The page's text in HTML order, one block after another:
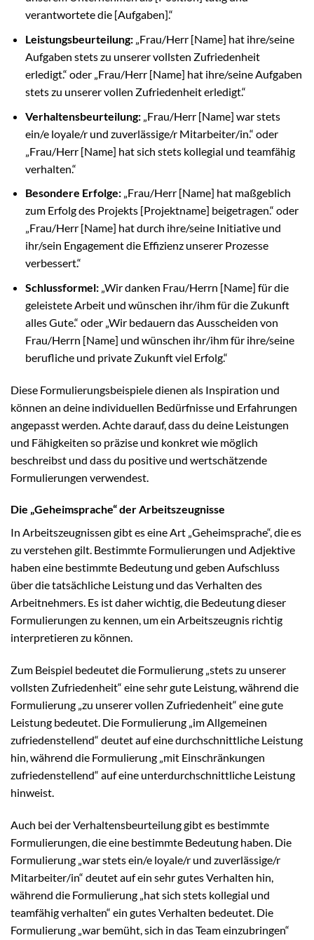
verantwortete die [Aufgaben].“
Leistungsbeurteilung:„Frau/Herr [Name] hat ihre/seine
Aufgaben stets zu unserer vollsten Zufriedenheit
erledigt.“ oder „Frau/Herr [Name] hat ihre/seine Aufgaben
stets zu unserer vollen Zufriedenheit erledigt.“
Verhaltensbeurteilung:„Frau/Herr [Name] war stets
ein/e loyale/r und zuverlässige/r Mitarbeiter/in.“ oder
„Frau/Herr [Name] hat sich stets kollegial und teamfähig
verhalten.“
Besondere Erfolge:„Frau/Herr [Name] hat maßgeblich
zum Erfolg des Projekts [Projektname] beigetragen.“ oder
„Frau/Herr [Name] hat durch ihre/seine Initiative und
ihr/sein Engagement die Effizienz unserer Prozesse
verbessert.“
Schlussformel:„Wir danken Frau/Herrn [Name] für die
geleistete Arbeit und wünschen ihr/ihm für die Zukunft
alles Gute.“ oder „Wir bedauern das Ausscheiden von
Frau/Herrn [Name] und wünschen ihr/ihm für ihre/seine
berufliche und private Zukunft viel Erfolg.“
Diese Formulierungsbeispiele dienen als Inspiration und
können an deine individuellen Bedürfnisse und Erfahrungen
angepasst werden. Achte darauf, dass du deine Leistungen
und Fähigkeiten so präzise und konkret wie möglich
beschreibst und dass du positive und wertschätzende
Formulierungen verwendest.
Die „Geheimsprache“ der Arbeitszeugnisse
In Arbeitszeugnissen gibt es eine Art „Geheimsprache“, die es
zu verstehen gilt. Bestimmte Formulierungen und Adjektive
haben eine bestimmte Bedeutung und geben Aufschluss
über die tatsächliche Leistung und das Verhalten des
Arbeitnehmers. Es ist daher wichtig, die Bedeutung dieser
Formulierungen zu kennen, um ein Arbeitszeugnis richtig
interpretieren zu können.
Zum Beispiel bedeutet die Formulierung „stets zu unserer
vollsten Zufriedenheit“ eine sehr gute Leistung, während die
Formulierung „zu unserer vollen Zufriedenheit“ eine gute
Leistung bedeutet. Die Formulierung „im Allgemeinen
zufriedenstellend“ deutet auf eine durchschnittliche Leistung
hin, während die Formulierung „mit Einschränkungen
zufriedenstellend“ auf eine unterdurchschnittliche Leistung
hinweist.
Auch bei der Verhaltensbeurteilung gibt es bestimmte
Formulierungen, die eine bestimmte Bedeutung haben. Die
Formulierung „war stets ein/e loyale/r und zuverlässige/r
Mitarbeiter/in“ deutet auf ein sehr gutes Verhalten hin,
während die Formulierung „hat sich stets kollegial und
teamfähig verhalten“ ein gutes Verhalten bedeutet. Die
Formulierung „war bemüht, sich in das Team einzubringen“